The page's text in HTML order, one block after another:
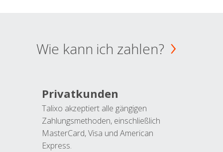
Wie kann ich zahlen?
Privatkunden
Talixo akzeptiert alle gängigen
Zahlungsmethoden, einschließlich
MasterCard, Visa und American
Express.